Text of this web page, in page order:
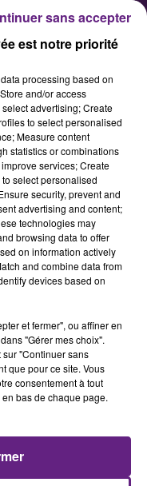
au
montre
ses
au
le
d'Or
demande de
sa
baissant
est notre priorité
processing based on
and/or access
advertising; Create
to select personalised
Measure content
statistics or combinations
services; Create
select personalised
security, prevent and
advertising and content;
technologies may
browsing data to offer
on information actively
and combine data from
devices based on
et fermer", ou affiner en
"Gérer mes choix".
"Continuer sans
que pour ce site. Vous
consentement à tout
bas de chaque page.
sans accepter